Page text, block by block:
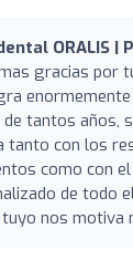
ORALIS |
gracias por
enormemente
de tantos años,
tanto con los
como con
de todo el
nos motiva